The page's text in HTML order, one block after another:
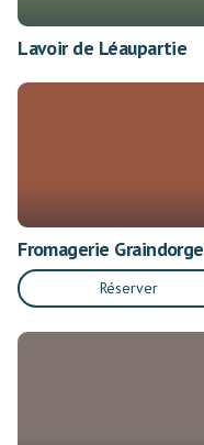
Lavoir de Léaupartie
Fromagerie Graindorge
Réserver